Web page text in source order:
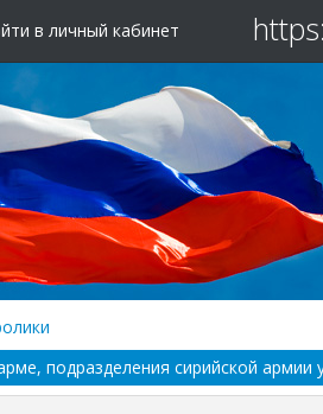
в личный кабинет
подразделения сирийской